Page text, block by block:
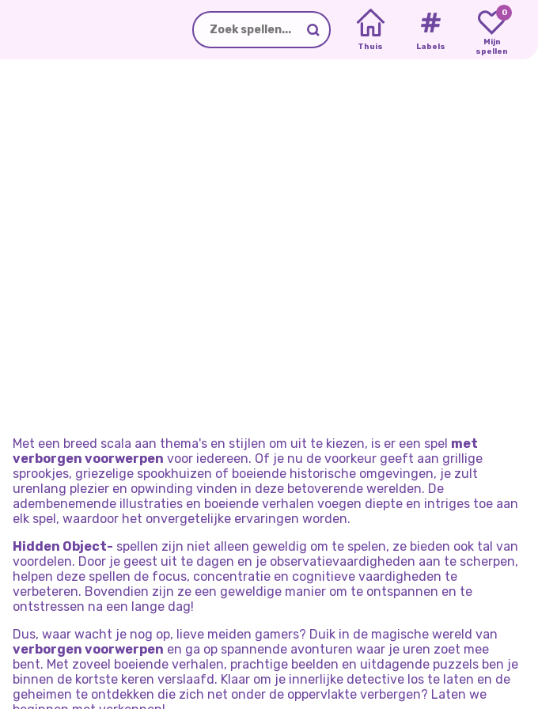
Thuis Labels
0
Mijn
spellen
Met een breed scala aan thema's en stijlen om uit te kiezen, is er een spel met
verborgen voorwerpen voor iedereen. Of je nu de voorkeur geeft aan grillige
sprookjes, griezelige spookhuizen of boeiende historische omgevingen, je zult
urenlang plezier en opwinding vinden in deze betoverende werelden. De
adembenemende illustraties en boeiende verhalen voegen diepte en intriges toe aan
elk spel, waardoor het onvergetelijke ervaringen worden.
Hidden Object- spellen zijn niet alleen geweldig om te spelen, ze bieden ook tal van
voordelen. Door je geest uit te dagen en je observatievaardigheden aan te scherpen,
helpen deze spellen de focus, concentratie en cognitieve vaardigheden te
verbeteren. Bovendien zijn ze een geweldige manier om te ontspannen en te
ontstressen na een lange dag!
Dus, waar wacht je nog op, lieve meiden gamers? Duik in de magische wereld van
verborgen voorwerpen en ga op spannende avonturen waar je uren zoet mee
bent. Met zoveel boeiende verhalen, prachtige beelden en uitdagende puzzels ben je
binnen de kortste keren verslaafd. Klaar om je innerlijke detective los te laten en de
geheimen te ontdekken die zich net onder de oppervlakte verbergen? Laten we